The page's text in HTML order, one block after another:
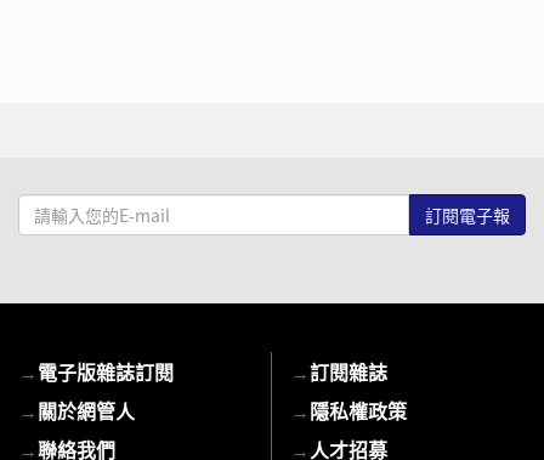
請
輸
mail
→電子版雜誌訂閱
→關於網管人
→聯絡我們
→訂閱雜誌
→隱私權政策
→人才招募